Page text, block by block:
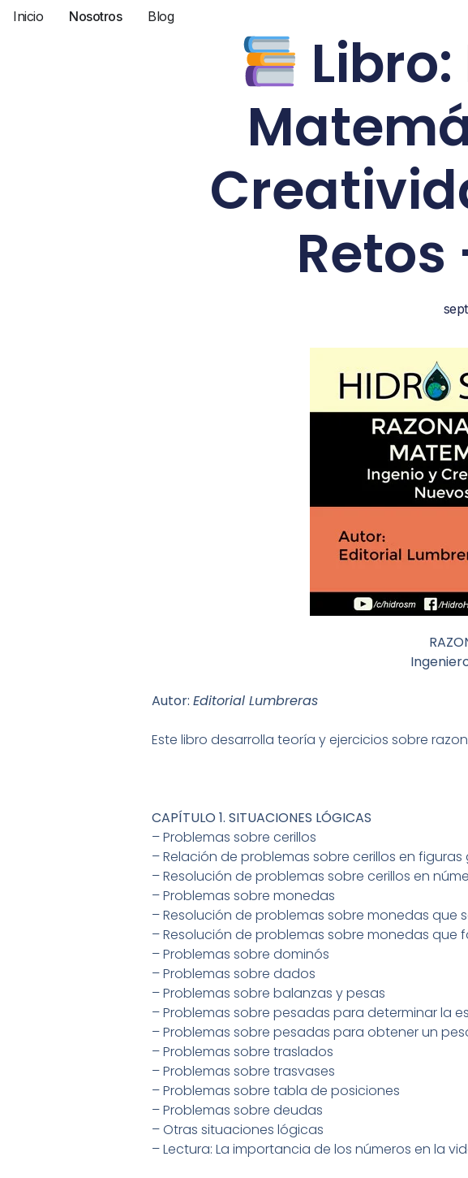
Inicio Nosotros Blog
Autor: Editorial Lumbreras
Este libro desarrolla teoría y ejercicios sobre
CAPÍTULO 1. SITUACIONES LÓGICAS
– Problemas sobre cerillos
– Relación de problemas sobre cerillos en
– Resolución de problemas sobre cerillos en
– Problemas sobre monedas
– Resolución de problemas sobre monedas
– Resolución de problemas sobre monedas que
– Problemas sobre dominós
– Problemas sobre dados
– Problemas sobre balanzas y pesas
– Problemas sobre pesadas para determinar la
– Problemas sobre pesadas para obtener un
– Problemas sobre traslados
– Problemas sobre trasvases
– Problemas sobre tabla de posiciones
– Problemas sobre deudas
– Otras situaciones lógicas
– Lectura: La importancia de los números en la